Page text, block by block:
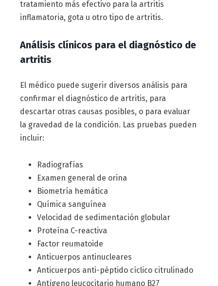
tratamiento más efectivo para la artritis
inflamatoria, gota u otro tipo de artritis.
Análisis clínicos para el diagnóstico de
artritis
El médico puede sugerir diversos análisis para
confirmar el diagnóstico de artritis, para
descartar otras causas posibles, o para evaluar
la gravedad de la condición. Las pruebas pueden
incluir:
Radiografías
Examen general de orina
Biometría hemática
Química sanguínea
Velocidad de sedimentación globular
Proteína C-reactiva
Factor reumatoide
Anticuerpos antinucleares
Anticuerpos anti-péptido cíclico citrulinado
Antígeno leucocitario humano B27